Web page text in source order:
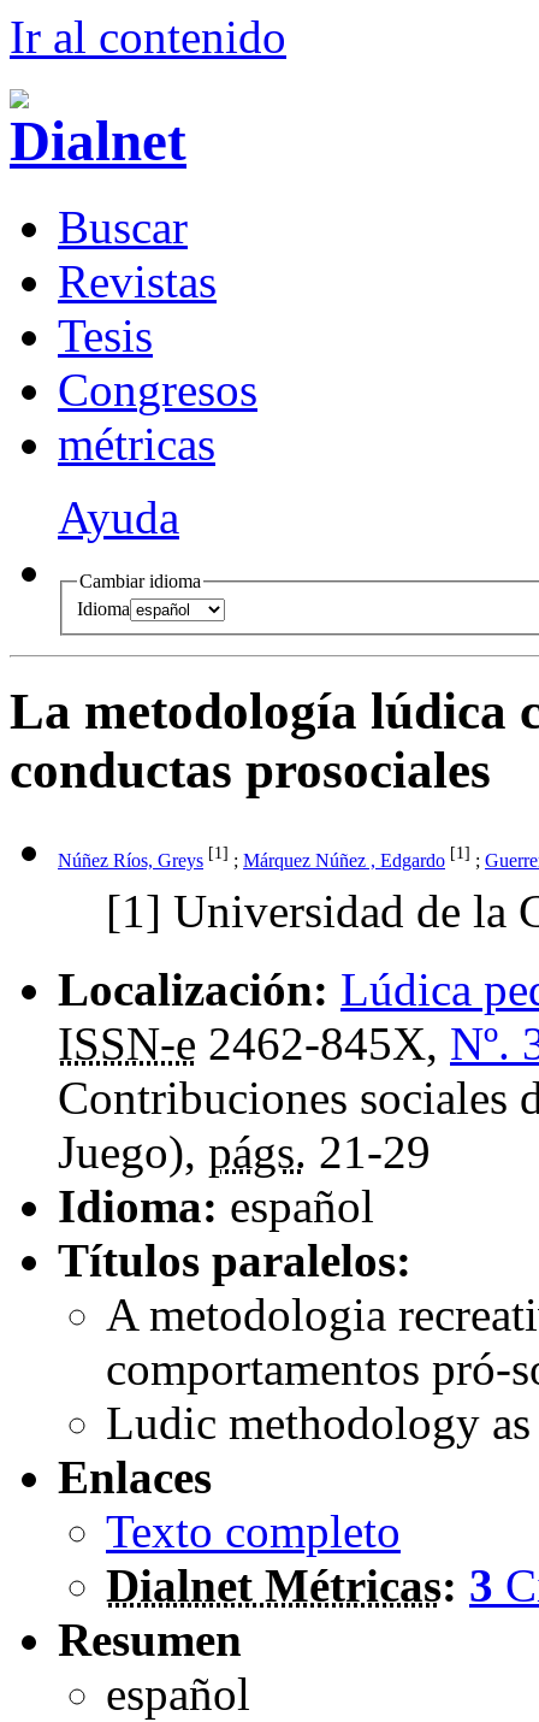
Ir al contenido
Buscar
Revistas
Tesis
Congresos
métricas
Ayuda
Cambiar idioma
Idioma
La metodología lúdica
conductas prosociales
Núñez Ríos, Greys [1] ; Márquez Núñez , Edgardo [1] ;
[1] Universidad de la
Localización: Lúdica
ISSN-e 2462-845X, Nº.
Contribuciones sociales
Juego), págs. 21-29
Idioma: español
Títulos paralelos:
A metodologia
comportamentos pró-
Ludic methodology
Enlaces
Texto completo
Dialnet Métricas: 3
Resumen
español